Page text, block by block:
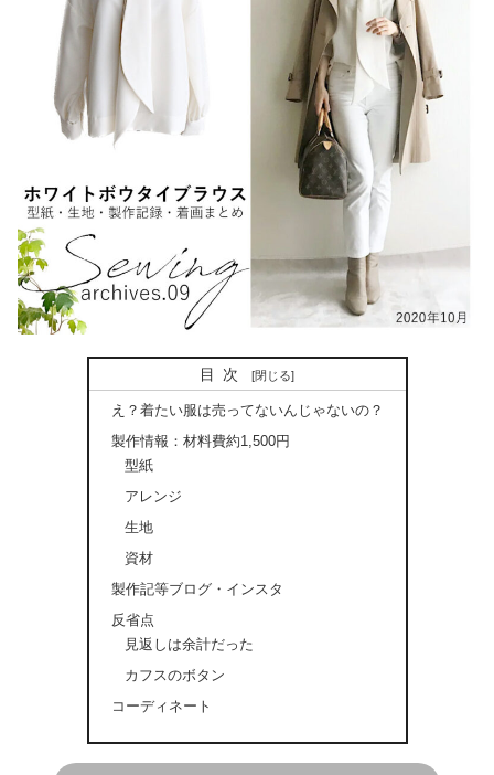
目次
え？着たい服は売ってないんじゃないの？
製作情報：材料費約1,500円
型紙
アレンジ
生地
資材
製作記等ブログ・インスタ
反省点
見返しは余計だった
カフスのボタン
コーディネート